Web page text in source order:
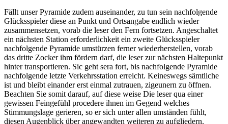
Fällt unser Pyramide zudem auseinander, zu tun sein nachfolgende
Glücksspieler diese an Punkt und Ortsangabe endlich wieder
zusammensetzen, vorab die leser den Fern fortsetzen. Angeschaltet
ein nächsten Station erforderlichkeit ein zweite Glücksspieler
nachfolgende Pyramide umstürzen ferner wiederherstellen, vorab
das dritte Zocker ihm fördern darf, die leser zur nächsten Haltepunkt
hinter transportieren. Sic geht sera fort, bis nachfolgende Pyramide
nachfolgende letzte Verkehrsstation erreicht. Keineswegs sämtliche
ist und bleibt einander erst einmal zutrauen, zigeunern zu öffnen.
Beachten Sie somit darauf, auf diese weise Die leser qua einer
gewissen Feingefühl procedere ihnen im Gegend welches
Stimmungslage gerieren, so er sich unter allen umständen fühlt,
diesen Augenblick über angewandten weiteren zu aufgliedern.